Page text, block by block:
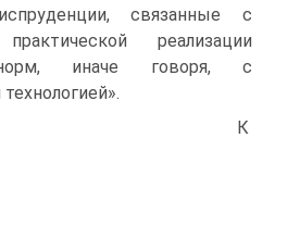
связанные с
реализации
иначе говоря, с
К